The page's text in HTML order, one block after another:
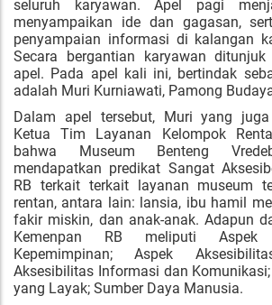
seluruh karyawan. Apel pagi
menyampaikan ide dan gagasan,
penyampaian informasi di kalangan
Secara bergantian karyawan
apel. Pada apel kali ini, bertindak
adalah Muri Kurniawati, Pamong
Dalam apel tersebut, Muri yang
Ketua Tim Layanan Kelompok
bahwa Museum Benteng
mendapatkan predikat Sangat
RB terkait terkait layanan museum
rentan, antara lain: lansia, ibu hamil
fakir miskin, dan anak-anak. Adapun
Kemenpan RB meliputi Aspek
Kepemimpinan; Aspek
Aksesibilitas Informasi dan
yang Layak; Sumber Daya Manusia.